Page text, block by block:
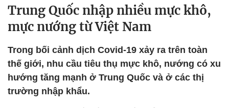
Trung Quốc nhập nhiều mực khô,
mực nướng từ Việt Nam
Trong bối cảnh dịch Covid-19 xảy ra trên toàn
thế giới, nhu cầu tiêu thụ mực khô, nướng có xu
hướng tăng mạnh ở Trung Quốc và ở các thị
trường nhập khẩu.